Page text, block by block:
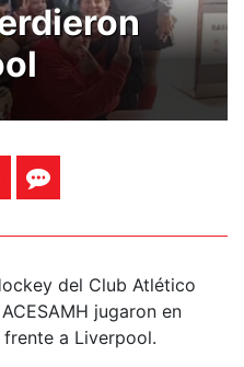
del Club Atlético
jugaron en
a Liverpool.